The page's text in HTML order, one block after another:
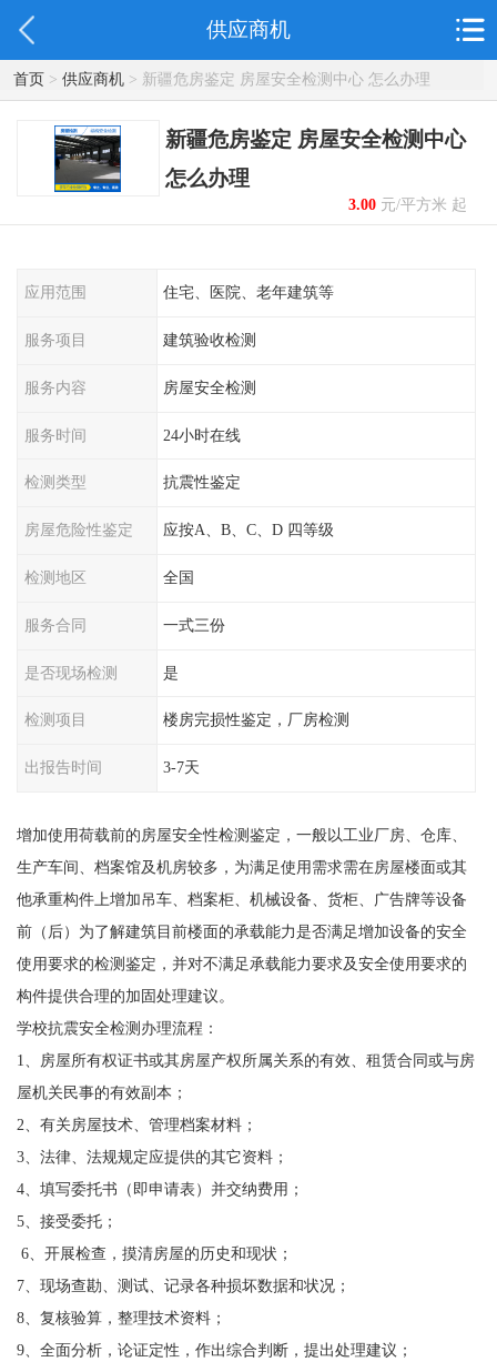
供应商机
首页> 供应商机> 新疆危房鉴定 房屋安全检测中心 怎么办理
新疆危房鉴定 房屋安全检测中心
怎么办理
3.00元/平方米 起
应用范围 住宅、医院、老年建筑等
服务项目 建筑验收检测
服务内容 房屋安全检测
服务时间 24小时在线
检测类型 抗震性鉴定
房屋危险性鉴定 应按A、B、C、D 四等级
检测地区 全国
服务合同 一式三份
是否现场检测 是
检测项目 楼房完损性鉴定，厂房检测
出报告时间 3-7天
增加使用荷载前的房屋安全性检测鉴定，一般以工业厂房、仓库、
生产车间、档案馆及机房较多，为满足使用需求需在房屋楼面或其
他承重构件上增加吊车、档案柜、机械设备、货柜、广告牌等设备
前（后）为了解建筑目前楼面的承载能力是否满足增加设备的安全
使用要求的检测鉴定，并对不满足承载能力要求及安全使用要求的
构件提供合理的加固处理建议。
学校抗震安全检测办理流程：
1、房屋所有权证书或其房屋产权所属关系的有效、租赁合同或与房
屋机关民事的有效副本；
2、有关房屋技术、管理档案材料；
3、法律、法规规定应提供的其它资料；
4、填写委托书（即申请表）并交纳费用；
5、接受委托；
6、开展检查，摸清房屋的历史和现状；
7、现场查勘、测试、记录各种损坏数据和状况；
8、复核验算，整理技术资料；
9、全面分析，论证定性，作出综合判断，提出处理建议；